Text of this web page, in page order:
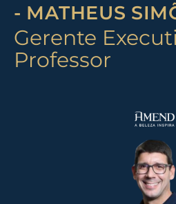
- MATHEUS
Gerente
Professor